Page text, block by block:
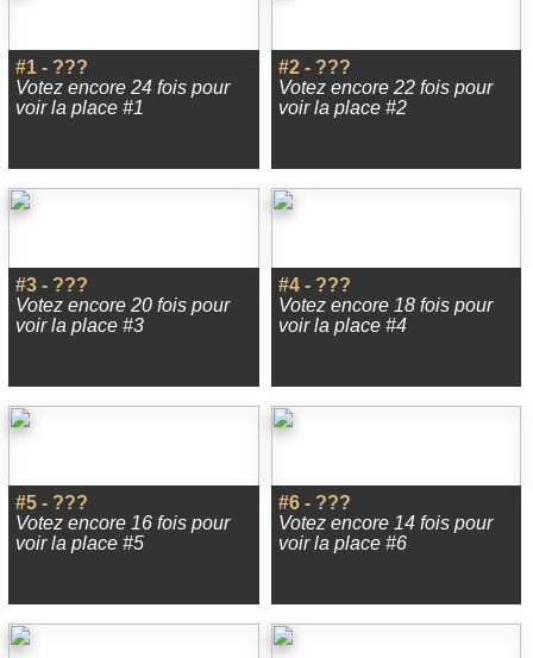
#1 - ???
Votez encore 24 fois pour
voir la place #1
#2 - ???
Votez encore 22 fois pour
voir la place #2
#3 - ???
Votez encore 20 fois pour
voir la place #3
#4 - ???
Votez encore 18 fois pour
voir la place #4
#5 - ???
Votez encore 16 fois pour
voir la place #5
#6 - ???
Votez encore 14 fois pour
voir la place #6